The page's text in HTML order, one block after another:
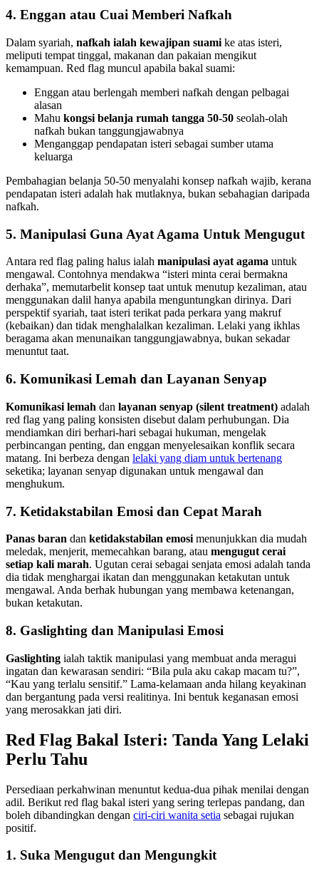
4. Enggan atau Cuai Memberi Nafkah
Dalam syariah, nafkah ialah kewajipan suami ke atas isteri,
meliputi tempat tinggal, makanan dan pakaian mengikut
kemampuan. Red flag muncul apabila bakal suami:
Enggan atau berlengah memberi nafkah dengan pelbagai
alasan
Mahu kongsi belanja rumah tangga 50-50 seolah-olah
nafkah bukan tanggungjawabnya
Menganggap pendapatan isteri sebagai sumber utama
keluarga
Pembahagian belanja 50-50 menyalahi konsep nafkah wajib, kerana
pendapatan isteri adalah hak mutlaknya, bukan sebahagian daripada
nafkah.
5. Manipulasi Guna Ayat Agama Untuk Mengugut
Antara red flag paling halus ialah manipulasi ayat agama untuk
mengawal. Contohnya mendakwa “isteri minta cerai bermakna
derhaka”, memutarbelit konsep taat untuk menutup kezaliman, atau
menggunakan dalil hanya apabila menguntungkan dirinya. Dari
perspektif syariah, taat isteri terikat pada perkara yang makruf
(kebaikan) dan tidak menghalalkan kezaliman. Lelaki yang ikhlas
beragama akan menunaikan tanggungjawabnya, bukan sekadar
menuntut taat.
6. Komunikasi Lemah dan Layanan Senyap
Komunikasi lemah dan layanan senyap (silent treatment) adalah
red flag yang paling konsisten disebut dalam perhubungan. Dia
mendiamkan diri berhari-hari sebagai hukuman, mengelak
perbincangan penting, dan enggan menyelesaikan konflik secara
matang. Ini berbeza dengan lelaki yang diam untuk bertenang
seketika; layanan senyap digunakan untuk mengawal dan
menghukum.
7. Ketidakstabilan Emosi dan Cepat Marah
Panas baran dan ketidakstabilan emosi menunjukkan dia mudah
meledak, menjerit, memecahkan barang, atau mengugut cerai
setiap kali marah. Ugutan cerai sebagai senjata emosi adalah tanda
dia tidak menghargai ikatan dan menggunakan ketakutan untuk
mengawal. Anda berhak hubungan yang membawa ketenangan,
bukan ketakutan.
8. Gaslighting dan Manipulasi Emosi
Gaslighting ialah taktik manipulasi yang membuat anda meragui
ingatan dan kewarasan sendiri: “Bila pula aku cakap macam tu?”,
“Kau yang terlalu sensitif.” Lama-kelamaan anda hilang keyakinan
dan bergantung pada versi realitinya. Ini bentuk keganasan emosi
yang merosakkan jati diri.
Red Flag Bakal Isteri: Tanda Yang Lelaki
Perlu Tahu
Persediaan perkahwinan menuntut kedua-dua pihak menilai dengan
adil. Berikut red flag bakal isteri yang sering terlepas pandang, dan
boleh dibandingkan dengan ciri-ciri wanita setia sebagai rujukan
positif.
1. Suka Mengugut dan Mengungkit